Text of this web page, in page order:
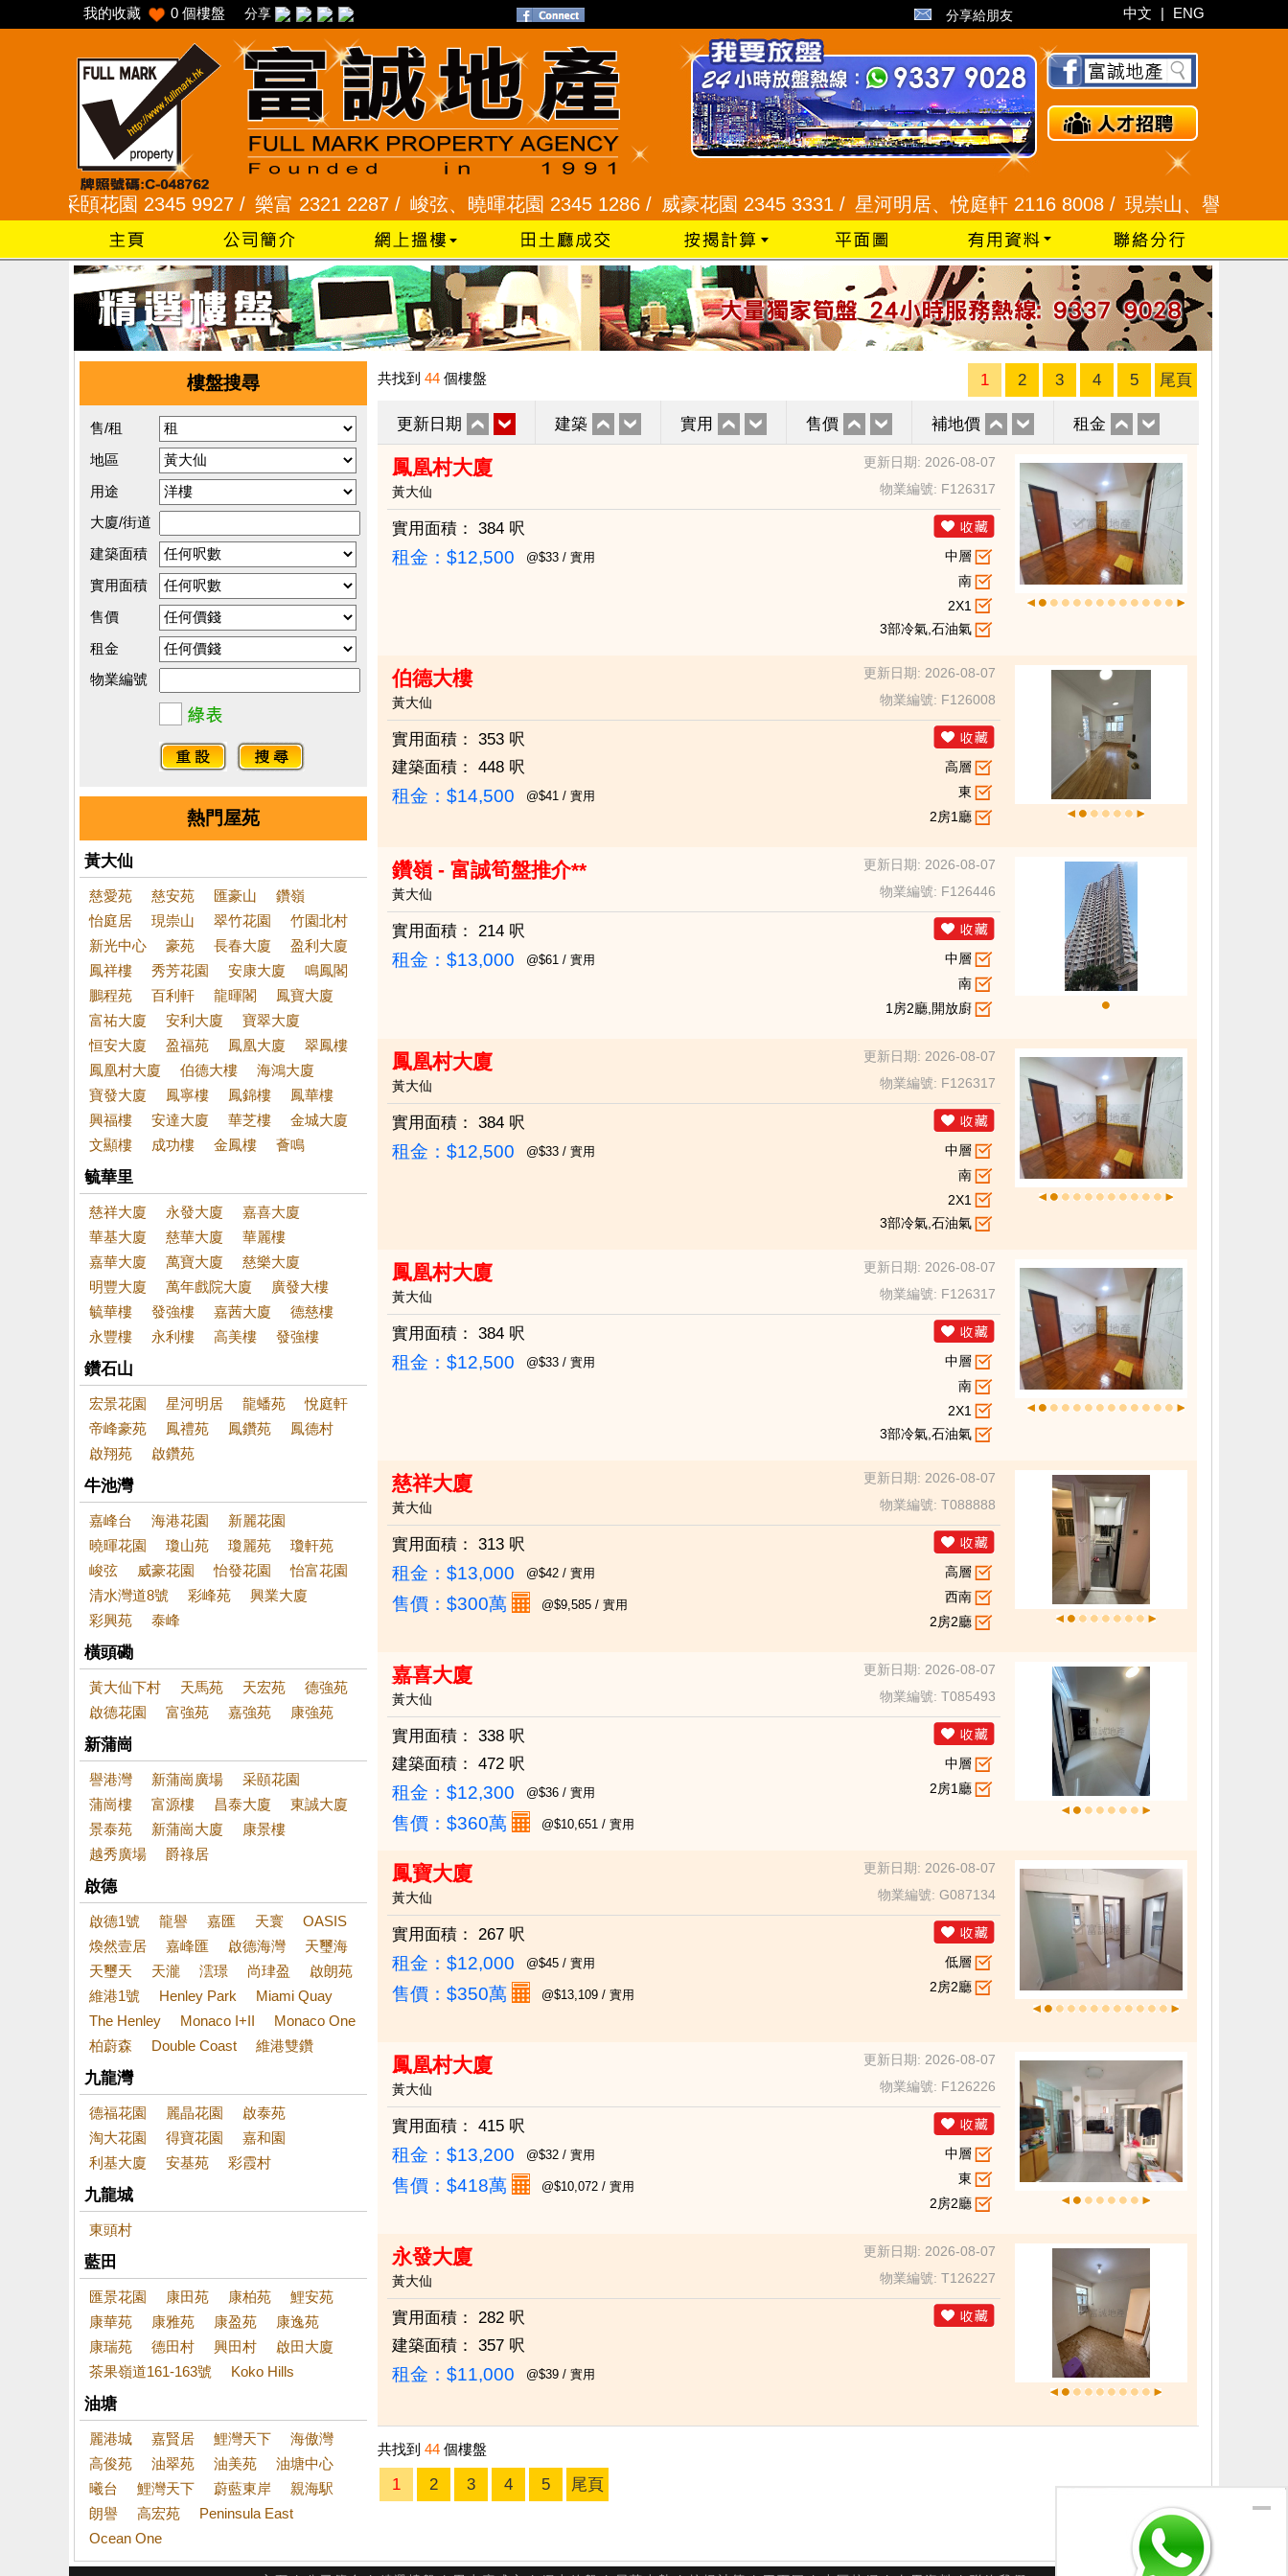
我的收藏 0 個樓盤 分享 分享給朋友 中文 | ENG
頣花園 2345 9927 / 樂富 2321 2287 / 峻弦、曉暉花園 2345 1286 / 威豪花園 2345 3331 / 星河明居、悅庭軒 2116 8008 / 現崇山、譽港灣 2345
樓盤搜尋
售/租
地區
用途
大廈/街道
建築面積
實用面積
售價
租金
物業編號
熱門屋苑
黃大仙
慈愛苑 慈安苑 匯豪山
鑽嶺
怡庭居
現崇山 翠竹花園
竹園北村
新光中心
豪苑 長春大廈
盈利大廈
鳳祥樓
秀芳花園 安康大廈
鳴鳳閣
鵬程苑
百利軒 龍暉閣
鳳寶大廈
富祐大廈
安利大廈
寶翠大廈
恒安大廈
盈福苑 鳳凰大廈
翠鳳樓
鳳凰村大廈
伯德大樓
海鴻大廈
寶發大廈
鳳寧樓 鳳錦樓
鳳華樓
興福樓
安達大廈 華芝樓
金城大廈
文顯樓
成功樓 金鳳樓 薈鳴
毓華里
慈祥大廈 永發大廈
嘉喜大廈
華基大廈
慈華大廈
華麗樓
嘉華大廈
萬寶大廈
慈樂大廈
明豐大廈
萬年戲院大廈
廣發大樓
毓華樓
發強樓 嘉茜大廈
德慈樓
永豐樓
永利樓 高美樓 發強樓
鑽石山
宏景花園 星河明居 龍蟠苑
悅庭軒
帝峰豪苑
鳳禮苑 鳳鑽苑
鳳德村
啟翔苑
啟鑽苑
牛池灣
嘉峰台 海港花園
新麗花園
曉暉花園
瓊山苑 瓊麗苑
瓊軒苑
峻弦
威豪花園 怡發花園
怡富花園
清水灣道8號
彩峰苑
興業大廈
彩興苑
泰峰
橫頭磡
黃大仙下村 天馬苑 天宏苑
德強苑
啟德花園
富強苑 嘉強苑 康強苑
新蒲崗
譽港灣 新蒲崗廣場
采頤花園
蒲崗樓
富源樓 昌泰大廈
東誠大廈
景泰苑
新蒲崗大廈
康景樓
越秀廣場
爵祿居
啟德
啟德1號 龍譽 嘉匯 天寰
OASIS
煥然壹居
嘉峰匯 啟德海灣
天璽海
天璽天
天瀧 澐璟 尚珒盈
啟朗苑
維港1號
Henley Park
Miami Quay
The Henley
Monaco I+II
Monaco One
柏蔚森
Double Coast 維港雙鑽
九龍灣
德福花園 麗晶花園
啟泰苑
淘大花園
得寶花園
嘉和園
利基大廈
安基苑 彩霞村
九龍城
東頭村
藍田
匯景花園 康田苑 康柏苑
鯉安苑
康華苑
康雅苑 康盈苑
康逸苑
康瑞苑
德田村 興田村
啟田大廈
茶果嶺道161-163號
Koko Hills
油塘
麗港城 嘉賢居 鯉灣天下
海傲灣
高俊苑
油翠苑 油美苑
油塘中心
曦台
鯉灣天下 蔚藍東岸
親海駅
朗譽
高宏苑
Peninsula East
Ocean One
共找到 44 個樓盤 1 2 3 4 5 尾頁
更新日期 建築 實用 售價 補地價 租金
鳳凰村大廈
更新日期: 2026-08-07
黃大仙
物業編號: F126317
實用面積： 384 呎
租金：$12,500 @$33 / 實用
中層
南
2X1
3部冷氣,石油氣
伯德大樓
更新日期: 2026-08-07
黃大仙
物業編號: F126008
實用面積：
353 呎
建築面積：
448 呎
租金：$14,500 @$41 / 實用
高層
東
2房1廳
鑽嶺 - 富誠筍盤推介**
更新日期: 2026-08-07
黃大仙
物業編號: F126446
實用面積： 214 呎
租金：$13,000 @$61 / 實用
中層
南
1房2廳,開放廚
鳳凰村大廈
更新日期: 2026-08-07
黃大仙
物業編號: F126317
實用面積： 384 呎
租金：$12,500 @$33 / 實用
中層
南
2X1
3部冷氣,石油氣
鳳凰村大廈
更新日期: 2026-08-07
黃大仙
物業編號: F126317
實用面積： 384 呎
租金：$12,500 @$33 / 實用
中層
南
2X1
3部冷氣,石油氣
慈祥大廈
更新日期: 2026-08-07
黃大仙
物業編號: T088888
實用面積： 313 呎
租金：$13,000 @$42 / 實用
售價： $300萬 @$9,585 / 實用
高層
西南
2房2廳
嘉喜大廈
更新日期: 2026-08-07
黃大仙
物業編號: T085493
實用面積：
338 呎
建築面積：
472 呎
租金：$12,300 @$36 / 實用
售價： $360萬 @$10,651 / 實用
中層
2房1廳
鳳寶大廈
更新日期: 2026-08-07
黃大仙
物業編號: G087134
實用面積： 267 呎
租金：$12,000 @$45 / 實用
售價： $350萬 @$13,109 / 實用
低層
2房2廳
鳳凰村大廈
更新日期: 2026-08-07
黃大仙
物業編號: F126226
實用面積： 415 呎
租金：$13,200 @$32 / 實用
售價： $418萬 @$10,072 / 實用
中層
東
2房2廳
永發大廈
更新日期: 2026-08-07
黃大仙
物業編號: T126227
實用面積：
282 呎
建築面積：
357 呎
租金：$11,000 @$39 / 實用
共找到 44 個樓盤
1 2 3 4 5 尾頁